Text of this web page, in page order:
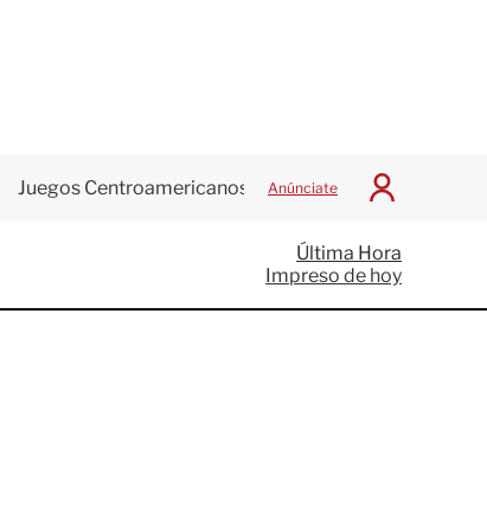
Juegos Centroamericanos Anúnciate
I
c
i
a
Última Hora
Impreso de hoy